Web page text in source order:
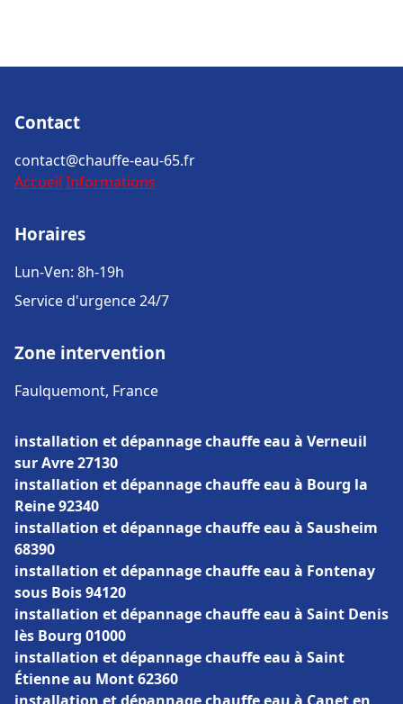
Contact
contact@chauffe-eau-65.fr
Accueil Informations
Horaires
Lun-Ven: 8h-19h
Service d'urgence 24/7
Zone intervention
Faulquemont, France
installation et dépannage chauffe eau à Verneuil
sur Avre 27130
installation et dépannage chauffe eau à Bourg la
Reine 92340
installation et dépannage chauffe eau à Sausheim
68390
installation et dépannage chauffe eau à Fontenay
sous Bois 94120
installation et dépannage chauffe eau à Saint Denis
lès Bourg 01000
installation et dépannage chauffe eau à Saint
Étienne au Mont 62360